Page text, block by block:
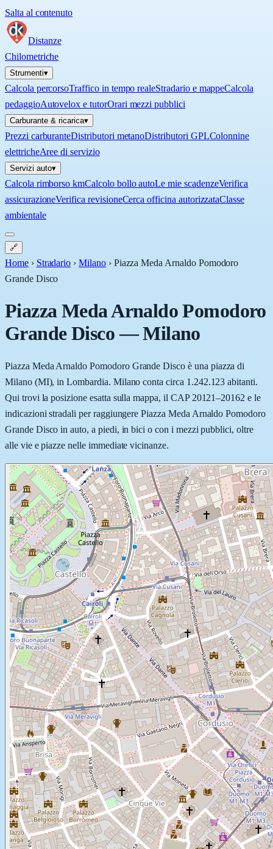
Salta al contenuto
Distanze
Chilometriche
Strumenti▾
Calcola percorsoTraffico in tempo realeStradario e mappeCalcola
pedaggioAutovelox e tutorOrari mezzi pubblici
Carburante & ricarica▾
Prezzi carburanteDistributori metanoDistributori GPLColonnine
elettricheAree di servizio
Servizi auto▾
Calcola rimborso kmCalcolo bollo autoLe mie scadenzeVerifica
assicurazioneVerifica revisioneCerca officina autorizzataClasse
ambientale
🔗
Home › Stradario › Milano › Piazza Meda Arnaldo Pomodoro
Grande Disco
Piazza Meda Arnaldo Pomodoro
Grande Disco—Milano
Piazza Meda Arnaldo Pomodoro Grande Disco è una piazza di
Milano (MI), in Lombardia. Milano conta circa 1.242.123 abitanti.
Qui trovi la posizione esatta sulla mappa, il CAP 20121–20162 e le
indicazioni stradali per raggiungere Piazza Meda Arnaldo Pomodoro
Grande Disco in auto, a piedi, in bici o con i mezzi pubblici, oltre
alle vie e piazze nelle immediate vicinanze.